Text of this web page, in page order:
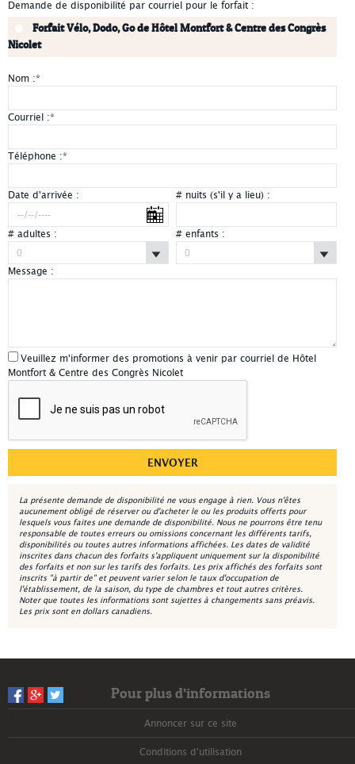
Demande de disponibilité par courriel pour le forfait :
Forfait Vélo, Dodo, Go de Hôtel Montfort & Centre des Congrès
Nicolet
Nom :*
Courriel :*
Téléphone :*
Date d'arrivée : # nuits (s'il y a lieu) :
# adultes : # enfants :
Message :
Veuillez m'informer des promotions à venir par courriel de Hôtel
Montfort & Centre des Congrès Nicolet
La présente demande de disponibilité ne vous engage à rien. Vous n'êtes
aucunement obligé de réserver ou d'acheter le ou les produits offerts pour
lesquels vous faites une demande de disponibilité. Nous ne pourrons être tenu
responsable de toutes erreurs ou omissions concernant les différents tarifs,
disponibilités ou toutes autres informations affichées. Les dates de validité
inscrites dans chacun des forfaits s'appliquent uniquement sur la disponibilité
des forfaits et non sur les tarifs des forfaits. Les prix affichés des forfaits sont
inscrits "à partir de" et peuvent varier selon le taux d'occupation de
l'établissement, de la saison, du type de chambres et tout autres critères.
Noter que toutes les informations sont sujettes à changements sans préavis.
Les prix sont en dollars canadiens.
Pour plus d’informations
Annoncer sur ce site
Conditions d'utilisation